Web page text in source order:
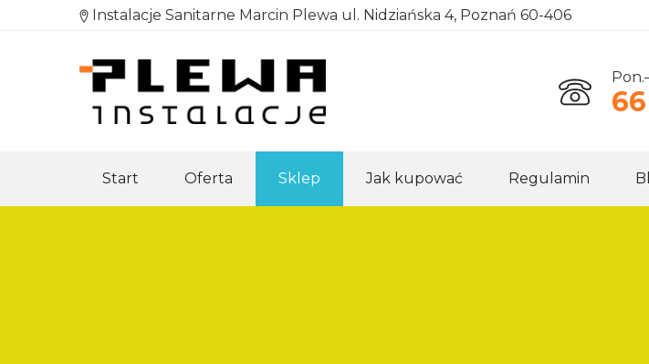
Instalacje Sanitarne Marcin Plewa ul. Nidziańska 4, Poznań 60-406
Start Oferta Sklep Jak kupować Regulamin